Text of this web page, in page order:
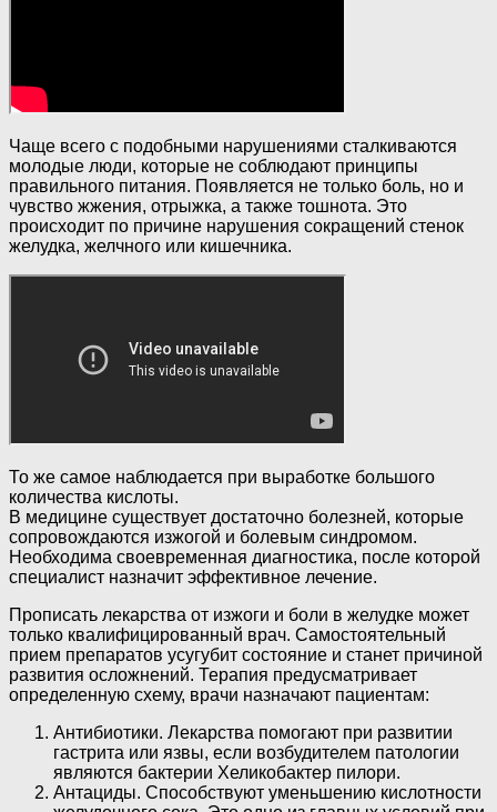
Чаще всего с подобными нарушениями сталкиваются
молодые люди, которые не соблюдают принципы
правильного питания. Появляется не только боль, но и
чувство жжения, отрыжка, а также тошнота. Это
происходит по причине нарушения сокращений стенок
желудка, желчного или кишечника.
То же самое наблюдается при выработке большого
количества кислоты.
В медицине существует достаточно болезней, которые
сопровождаются изжогой и болевым синдромом.
Необходима своевременная диагностика, после которой
специалист назначит эффективное лечение.
Прописать лекарства от изжоги и боли в желудке может
только квалифицированный врач. Самостоятельный
прием препаратов усугубит состояние и станет причиной
развития осложнений. Терапия предусматривает
определенную схему, врачи назначают пациентам:
Антибиотики. Лекарства помогают при развитии
гастрита или язвы, если возбудителем патологии
являются бактерии Хеликобактер пилори.
Антациды. Способствуют уменьшению кислотности